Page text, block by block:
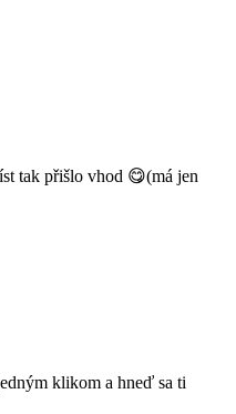
tak přišlo vhod 😋(má jen
klikom a hneď sa ti